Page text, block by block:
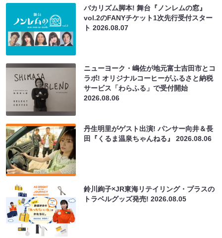
バカリズム脚本! 舞台『ノンレムの窓』
vol.2のFANYチケット1次先行受付スター
ト2026.08.07
ニューヨーク・嶋佐が地元富士吉田市とコ
ラボ! オリジナルコーヒーがふるさと納税
サービス「わらふる」で受付開始
2026.08.06
丹生明里がゲスト出演! パンサー向井＆長
田『くるま温泉ちゃんねる』2026.08.06
鈴川絢子×JR東海リテイリング・プラスの
トラベルグッズ発売!2026.08.05